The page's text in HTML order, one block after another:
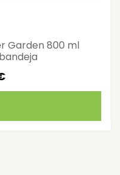
Garden 800 ml